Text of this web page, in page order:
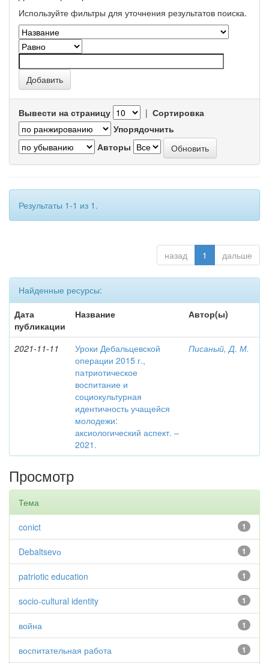
Используйте фильтры для уточнения результатов поиска.
Вывести на страницу | Сортировка
Упорядочнить
Авторы
Результаты 1-1 из 1.
назад 1 дальше
Найденные ресурсы:
Дата
публикации
Название Автор(ы)
2021-11-11
Уроки Дебальцевской
операции 2015 г.,
патриотическое
воспитание и
социокультурная
идентичность учащейся
молодежи:
аксиологический аспект. –
2021.
Писаный, Д. М.
Просмотр
Тема
1
conict
1
Debaltsevо
1
patriotic education
1
socio-cultural identity
1
война
1
воспитательная работа